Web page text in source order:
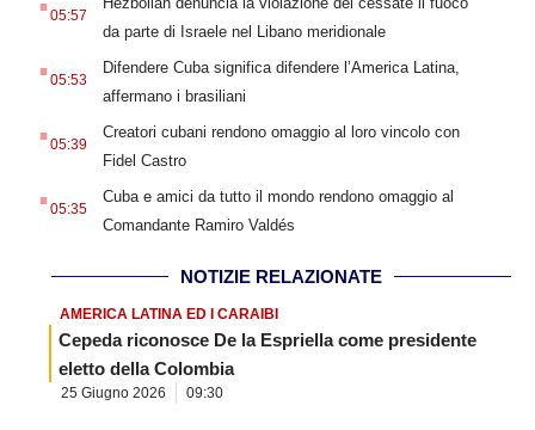
05:57
da parte di Israele nel Libano meridionale
.05:53
Difendere Cuba significa difendere l’America Latina,
affermano i brasiliani
.05:39
Creatori cubani rendono omaggio al loro vincolo con
Fidel Castro
.05:35
Cuba e amici da tutto il mondo rendono omaggio al
Comandante Ramiro Valdés
NOTIZIE RELAZIONATE
AMERICA LATINA ED I CARAIBI
Cepeda riconosce De la Espriella come presidente
eletto della Colombia
25 Giugno 2026 09:30